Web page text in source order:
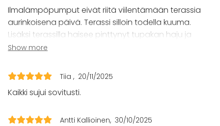
Party
Wedding
Spa / Wellness / Sauna
Meeting
Fair / Exhibition
Recreation
Experience / Activity
Ilmalämpöpumput eivät riitä viilentämään terassia
aurinkoisena päivä. Terassi silloin todella kuuma.
Lisäksi terassilla haisee pinttynyt tupakan haju ja
tunkkaiset isot tuhkikset, joita terassilla on. Kuumassa
muuten tila oikein toimiva.
Show more
Tiia 20/11/2025
Kaikki sujui sovitusti.
Antti Kallioinen 30/10/2025